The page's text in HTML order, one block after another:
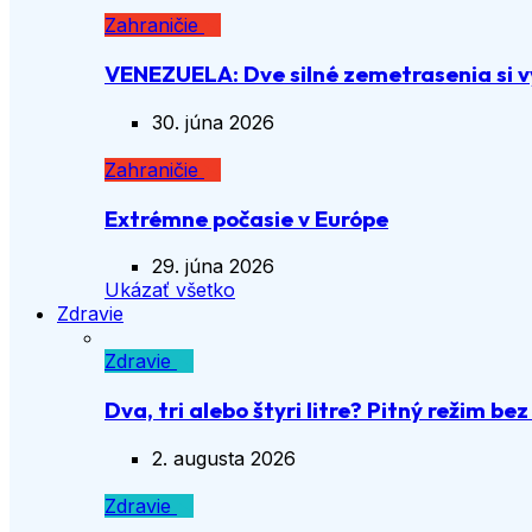
Zahraničie
VENEZUELA: Dve silné zemetrasenia
30. júna 2026
Zahraničie
Extrémne počasie v Európe
29. júna 2026
Ukázať všetko
Zdravie
Zdravie
Dva, tri alebo štyri litre? Pitný režim
2. augusta 2026
Zdravie